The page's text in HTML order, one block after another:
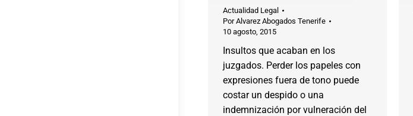
Actualidad Legal
PorAlvarez Abogados Tenerife
10 agosto, 2015
Insultos que acaban en los
juzgados. Perder los papeles con
expresiones fuera de tono puede
costar un despido o una
indemnización por vulneración del